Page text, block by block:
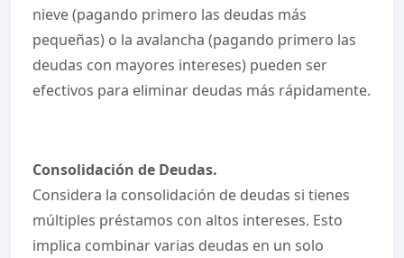
nieve (pagando primero las deudas más
pequeñas) o la avalancha (pagando primero las
deudas con mayores intereses) pueden ser
efectivos para eliminar deudas más rápidamente.
Consolidación de Deudas.
Considera la consolidación de deudas si tienes
múltiples préstamos con altos intereses. Esto
implica combinar varias deudas en un solo